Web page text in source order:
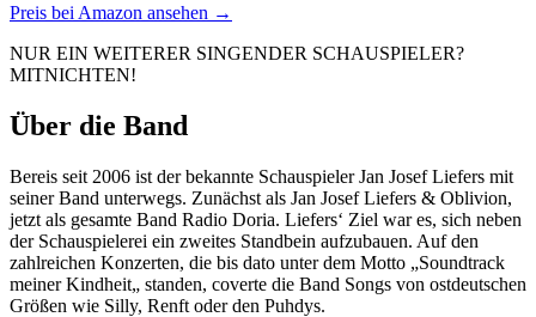
Preis bei Amazon ansehen →
NUR EIN WEITERER SINGENDER SCHAUSPIELER?
MITNICHTEN!
Über die Band
Bereis seit 2006 ist der bekannte Schauspieler Jan Josef Liefers mit
seiner Band unterwegs. Zunächst als Jan Josef Liefers & Oblivion,
jetzt als gesamte Band Radio Doria. Liefers‘ Ziel war es, sich neben
der Schauspielerei ein zweites Standbein aufzubauen. Auf den
zahlreichen Konzerten, die bis dato unter dem Motto „Soundtrack
meiner Kindheit„ standen, coverte die Band Songs von ostdeutschen
Größen wie Silly, Renft oder den Puhdys.